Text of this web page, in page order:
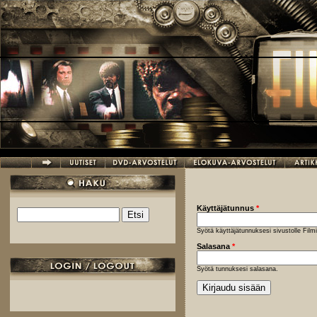
Hyppää pääsisältöön
Hakulomake
Käyttäjätunnus *
Syötä käyttäjätunnuksesi sivustolle
Salasana *
Syötä tunnuksesi salasana.